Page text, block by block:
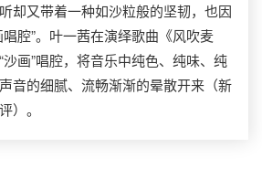
却又带着一种如沙粒般的坚韧，也因
腔”。叶一茜在演绎歌曲《风吹麦
画”唱腔，将音乐中纯色、纯味、纯
音的细腻、流畅渐渐的晕散开来（新
）。